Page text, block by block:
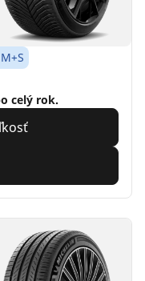
M+S
celý rok.